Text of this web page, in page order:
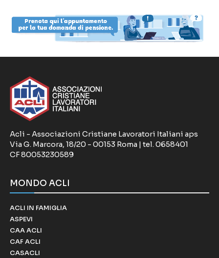
Acli - Associazioni Cristiane Lavoratori Italiani aps
Via G. Marcora, 18/20 - 00153 Roma | tel. 0658401
CF 80053230589
MONDO ACLI
ACLI IN FAMIGLIA
ASPEVI
CAA ACLI
CAF ACLI
CASACLI